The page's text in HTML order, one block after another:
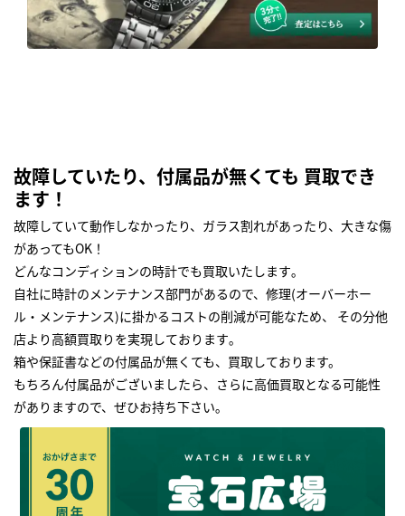
故障していたり、付属品が無くても 買取でき
ます！
故障していて動作しなかったり、ガラス割れがあったり、大きな傷
があってもOK！
どんなコンディションの時計でも買取いたします｡
自社に時計のメンテナンス部門があるので、修理(オーバーホー
ル・メンテナンス)に掛かるコストの削減が可能なため、 その分他
店より高額買取りを実現しております｡
箱や保証書などの付属品が無くても、買取しております。
もちろん付属品がございましたら、さらに高価買取となる可能性
がありますので、ぜひお持ち下さい｡